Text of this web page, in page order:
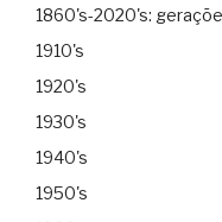
1860's-2020's:
1910's
1920's
1930's
1940's
1950's